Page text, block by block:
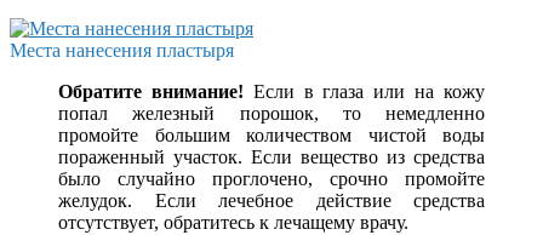
Места нанесения пластыря
Обратите внимание! Если в глаза или на кожу
попал железный порошок, то немедленно
промойте большим количеством чистой воды
пораженный участок. Если вещество из средства
было случайно проглочено, срочно промойте
желудок. Если лечебное действие средства
отсутствует, обратитесь к лечащему врачу.